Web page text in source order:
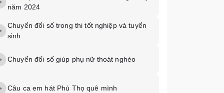
năm 2024
Chuyển đổi số trong thi tốt nghiệp và tuyển
sinh
Chuyển đối số giúp phụ nữ thoát nghèo
Câu ca em hát Phú Thọ quê mình